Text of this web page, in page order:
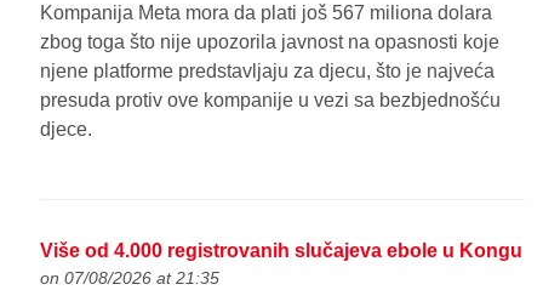
Kompanija Meta mora da plati još 567 miliona dolara
zbog toga što nije upozorila javnost na opasnosti koje
njene platforme predstavljaju za djecu, što je najveća
presuda protiv ove kompanije u vezi sa bezbjednošću
djece.
Više od 4.000 registrovanih slučajeva ebole u Kongu
on 07/08/2026 at 21:35